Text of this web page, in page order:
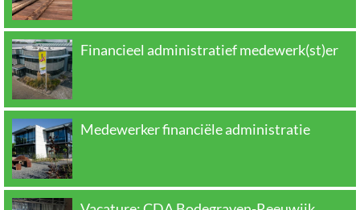
Financieel administratief medewerk(st)er
Medewerker financiële administratie